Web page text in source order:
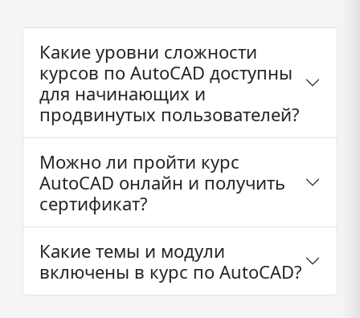
Какие уровни сложности
курсов по AutoCAD доступны
для начинающих и
продвинутых пользователей?
Можно ли пройти курс
AutoCAD онлайн и получить
сертификат?
Какие темы и модули
включены в курс по AutoCAD?